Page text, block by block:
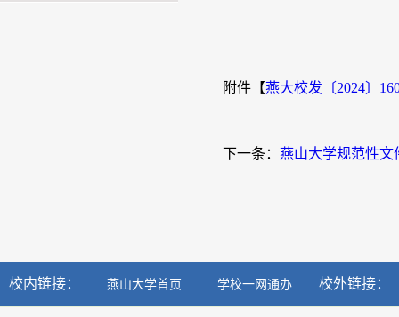
附件【燕大校发〔2024〕
下一条： 燕山大学规范性文
校内链接： 燕山大学首页 学校一网通办 校外链接：